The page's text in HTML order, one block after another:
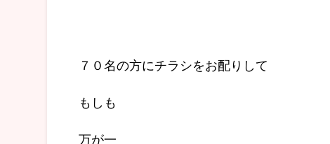
７０名の方にチラシをお配りして
もしも
万が一